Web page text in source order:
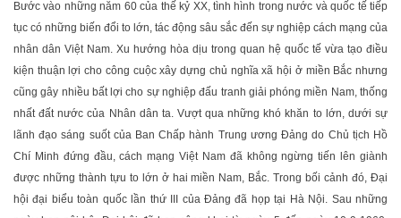
Bước vào những năm 60 của thế kỷ XX, tình hình trong nước và quốc tế tiếp
tục có những biến đổi to lớn, tác động sâu sắc đến sự nghiệp cách mạng của
nhân dân Việt Nam. Xu hướng hòa dịu trong quan hệ quốc tế vừa tạo điều
kiện thuận lợi cho công cuộc xây dựng chủ nghĩa xã hội ở miền Bắc nhưng
cũng gây nhiều bất lợi cho sự nghiệp đấu tranh giải phóng miền Nam, thống
nhất đất nước của Nhân dân ta. Vượt qua những khó khăn to lớn, dưới sự
lãnh đạo sáng suốt của Ban Chấp hành Trung ương Đảng do Chủ tịch Hồ
Chí Minh đứng đầu, cách mạng Việt Nam đã không ngừng tiến lên giành
được những thành tựu to lớn ở hai miền Nam, Bắc. Trong bối cảnh đó, Đại
hội đại biểu toàn quốc lần thứ III của Đảng đã họp tại Hà Nội. Sau những